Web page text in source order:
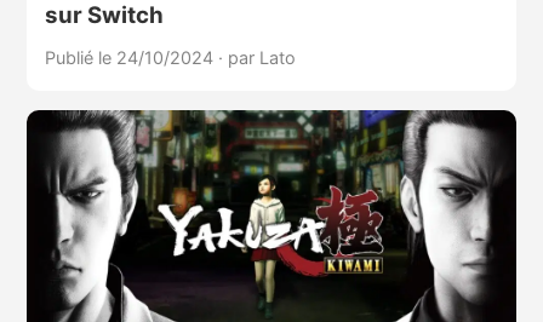
sur Switch
Publié le 24/10/2024 · par Lato